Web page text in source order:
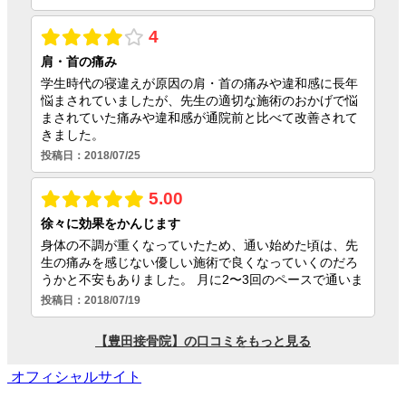
オフィシャルサイト